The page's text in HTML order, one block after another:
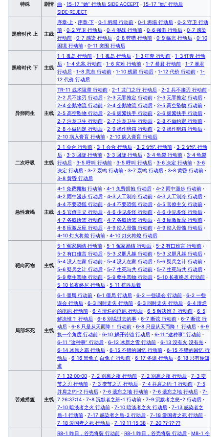
特殊 剧情
曲 · 15-17 “她” 行动后 SIDE:ACCEPT · 15-17 “她” 行动后
SIDE:REJECT
黑暗时代·上 主线
序章·上 · 序章·下 · 0-1 坍塌 行动前 · 0-1 坍塌 行动后 · 0-2 守卫 行动
前 · 0-2 守卫 行动后 · 0-4 混战 行动前 · 0-6 强击 行动后 · 0-7 感染
行动前 · 0-7 感染 行动后 · 0-8 狩猎 行动前 · 0-9 临光 行动后 · 0-10
困境 行动前 · 0-11 突围 行动后
黑暗时代·下 主线
1-1 孤岛 行动前 · 1-1 孤岛 行动后 · 1-3 狂奔 行动前 · 1-3 狂奔 行动
后 · 1-4 先兆 行动前 · 1-6 灾难 行动前 · 1-7 暴君 行动前 · 1-7 暴君
行动后 · 1-8 意志 行动前 · 1-10 残留 行动后 · 1-12 代价 行动前 · 1-
12 代价 行动后
异卵同生 主线
TR-11 战术阻滞 行动前 · 2-1 龙门之行 行动后 · 2-2 兵不接刃 行动前 ·
2-2 兵不接刃 行动后 · 2-3 无罪推定 行动前 · 2-3 无罪推定 行动后 ·
2-4 企鹅物流 行动前 · 2-4 企鹅物流 行动后 · 2-5 高空坠物 行动前 ·
2-5 高空坠物 行动后 · 2-6 握紧扶手 行动前 · 2-6 握紧扶手 行动后 ·
2-7 注意卫生 行动前 · 2-7 注意卫生 行动后 · 2-8 不做约定 行动前 ·
2-8 不做约定 行动后 · 2-9 操作暗箱 行动前 · 2-9 操作暗箱 行动后 ·
2-10 病入膏肓 行动前 · 2-10 病入膏肓 行动后
二次呼吸 主线
3-1 会合 行动前 · 3-1 会合 行动后 · 3-2 记忆 行动前 · 3-2 记忆 行动
后 · 3-3 回旋 行动前 · 3-3 回旋 行动后 · 3-4 龟裂 行动前 · 3-4 龟裂
行动后 · 3-5 呼叫 行动前 · 3-5 呼叫 行动后 · 3-6 决定 行动前 · 3-6
决定 行动后 · 3-7 轰鸣 行动前 · 3-7 轰鸣 行动后 · 3-8 黄昏 行动前 ·
3-8 黄昏 行动后
急性衰竭 主线
4-1 免费拥抱 行动前 · 4-1 免费拥抱 行动后 · 4-2 雨中漫步 行动前 ·
4-2 雨中漫步 行动后 · 4-3 人工制冷 行动前 · 4-3 人工制冷 行动后 ·
4-4 不要恐慌 行动前 · 4-4 不要恐慌 行动后 · 4-5 官僚主义 行动前 ·
4-5 官僚主义 行动后 · 4-6 少见多怪 行动前 · 4-6 少见多怪 行动后 ·
4-7 各取所需 行动前 · 4-7 各取所需 行动后 · 4-8 应激反应 行动前 ·
4-8 应激反应 行动后 · 4-9 彻入骨髓 行动前 · 4-9 彻入骨髓 行动后 ·
4-10 灯火将熄 行动前 · 4-10 灯火将熄 行动后
靶向药物 主线
5-1 冤家易结 行动前 · 5-1 冤家易结 行动后 · 5-2 有口难言 行动前 ·
5-2 有口难言 行动后 · 5-3 义胆凡躯 行动前 · 5-3 义胆凡躯 行动后 ·
5-4 没人在家 行动前 · 5-4 没人在家 行动后 · 5-6 疑兵之计 行动前 ·
5-6 疑兵之计 行动后 · 5-7 生死与共 行动前 · 5-7 生死与共 行动后 ·
5-9 孽生恶物 行动前 · 5-9 孽生恶物 行动后 · 5-10 长夜终尽 行动前 ·
5-10 长夜终尽 行动后 · 5-11 棋胜后着
局部坏死 主线
6-1 僵局 行动前 · 6-1 僵局 行动后 · 6-2 一些误会 行动前 · 6-2 一些
误会 行动后 · 6-3 同时走失 行动前 · 6-3 同时走失 行动后 · 6-4 溃烂
的疮疤 行动前 · 6-4 溃烂的疮疤 行动后 · 6-5 解决谁？ 行动前 · 6-5
解决谁？ 行动后 · 6-6 别说过去的事 · 6-7 断弦 行动前 · 6-7 断弦 行
动后 · 6-8 只是从天而降！ 行动前 · 6-8 只是从天而降！ 行动后 · 6-9
换一个角度 行动前 · 6-10 解开铃铛 行动后 · 6-11 “这种事” 行动前 ·
6-11 “这种事” 行动后 · 6-12 冰原之雪 行动前 · 6-13 没有火,没有光 ·
6-14 冰原之霜 行动后 · 6-15 不错的回忆 行动前 · 6-15 不错的回忆 行
动后 · 6-16 黑兔子,白兔子 行动前 · 6-17 冬逝 行动后 · 6-18 只有你知
道
苦难摇篮 主线
7-1 32:00:00 · 7-2 别离之夜 行动前 · 7-2 别离之夜 行动后 · 7-3 变
节之刃 行动前 · 7-3 变节之刃 行动后 · 7-4 并肩之约-1 行动前 · 7-5
并肩之约-2 行动后 · 7-6 遗忘之地 行动前 · 7-6 遗忘之地 行动后 · 7-
7 26:37:14 · 7-8 沉默者之怒-1 行动前 · 7-9 沉默者之怒-2 行动后 ·
7-10 暗淡者之火 行动前 · 7-10 暗淡者之火 行动后 · 7-13 感染者之
盾-1 行动前 · 7-17 感染者之盾-2 行动后 · 7-18 爱国者之死 行动前 ·
7-18 爱国者之死 行动后 · 7-19 11:15:38 · 7-20 ??:??:??
R8-1 昨日，谷壳将裂 行动前 · R8-1 昨日，谷壳将裂 行动后 · M8-1 今